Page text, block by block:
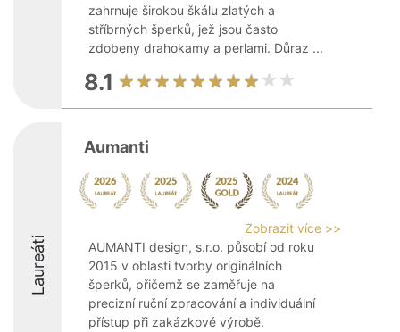
zahrnuje širokou škálu zlatých a
stříbrných šperků, jež jsou často
zdobeny drahokamy a perlami. Důraz ...
8.1
Laureáti
Aumanti
Zobrazit více >>
AUMANTI design, s.r.o. působí od roku
2015 v oblasti tvorby originálních
šperků, přičemž se zaměřuje na
precizní ruční zpracování a individuální
přístup při zakázkové výrobě.